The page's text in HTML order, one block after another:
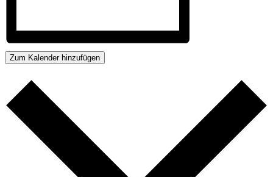
Zum Kalender hinzufügen